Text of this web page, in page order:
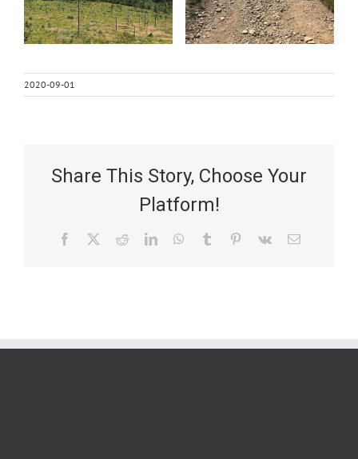
2020-09-01
Share This Story, Choose Your
Platform!
Facebook RedditLinkedInWhatsApp
Tumblr Pinterest
Vk Email